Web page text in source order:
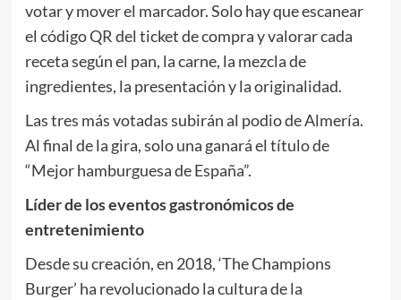
votar y mover el marcador. Solo hay que escanear
el código QR del ticket de compra y valorar cada
receta según el pan, la carne, la mezcla de
ingredientes, la presentación y la originalidad.
Las tres más votadas subirán al podio de Almería.
Al final de la gira, solo una ganará el título de
“Mejor hamburguesa de España”.
Líder de los eventos gastronómicos de
entretenimiento
Desde su creación, en 2018, ‘The Champions
Burger’ ha revolucionado la cultura de la